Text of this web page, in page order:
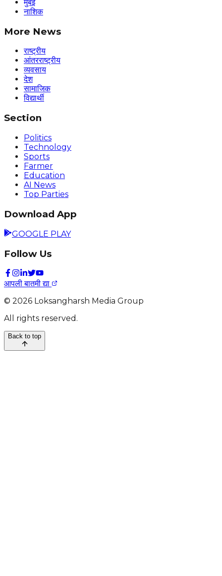
मुंबई
नाशिक
More News
राष्ट्रीय
आंतरराष्ट्रीय
व्यवसाय
देश
सामाजिक
विद्यार्थी
Section
Politics
Technology
Sports
Farmer
Education
AI News
Top Parties
Download App
GOOGLE PLAY
Follow Us
आपली बातमी द्या
© 2026 Loksangharsh Media Group
All rights reserved.
Back to top